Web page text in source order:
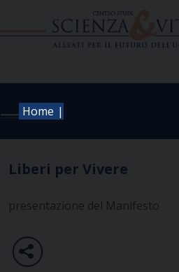
Home |
Liberi per Vivere
presentazione del Manifesto